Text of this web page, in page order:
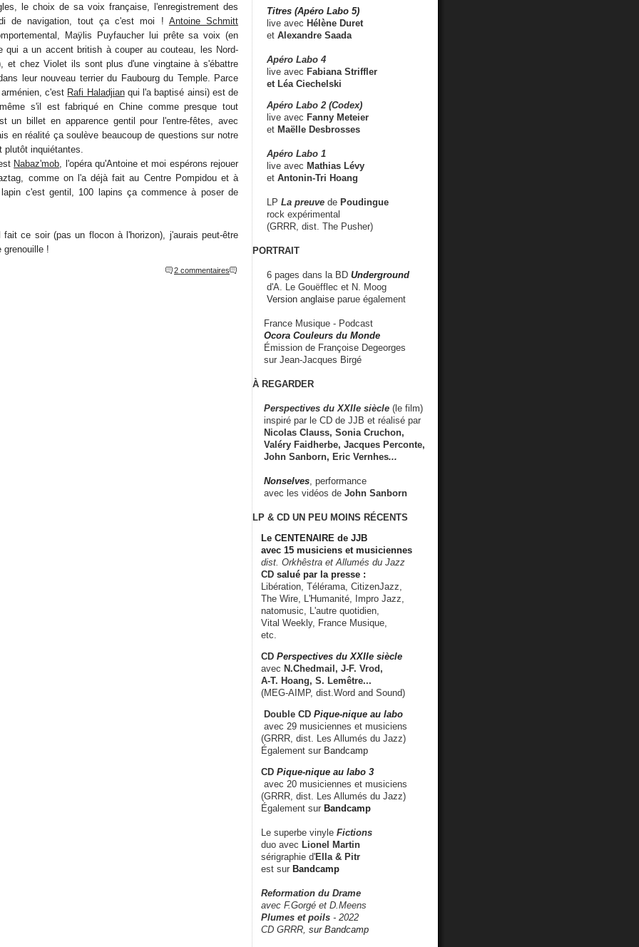
le choix de sa voix française, l'enregistrement des
de navigation, tout ça c'est moi ! Antoine Schmitt
Maÿlis Puyfaucher lui prête sa voix (en
qui a un accent british à couper au couteau, les Nord-
et chez Violet ils sont plus d'une vingtaine à s'ébattre
leur nouveau terrier du Faubourg du Temple. Parce
c'est Rafi Haladjianqui l'a baptisé ainsi) est de
s'il est fabriqué en Chine comme presque tout
un billet en apparence gentil pour l'entre-fêtes, avec
en réalité ça soulève beaucoup de questions sur notre
inquiétantes.
Nabaz'mob , l'opéra qu'Antoine et moi espérons rejouer
comme on l'a déjà fait au Centre Pompidou et à
c'est gentil, 100 lapins ça commence à poser de
ce soir (pas un flocon à l'horizon), j'aurais peut-être
grenouille !
2 commentaires
Titres (Apéro Labo 5)
live avec Hélène Duret
et Alexandre Saada
Apéro Labo 4
live avec Fabiana Striffler
et Léa Ciechelski
Apéro Labo 2 (Codex)
live avec Fanny Meteier
et Maëlle Desbrosses
Apéro Labo 1
live avec Mathias Lévy
et Antonin-Tri Hoang
LP La preuve de Poudingue
rock expérimental
(GRRR, dist. The Pusher)
PORTRAIT
6 pages dans la BD Underground
d'A. Le Gouëfflec et N. Moog
Version anglaise parue également
France Musique - Podcast
Ocora Couleurs du Monde
Émission de Françoise Degeorges
sur Jean-Jacques Birgé
À REGARDER
Perspectives du XXIIe siècle (le film)
inspiré par le CD de JJB et réalisé par
Nicolas Clauss, Sonia Cruchon,
Valéry Faidherbe, Jacques Perconte,
John Sanborn, Eric Vernhes...
Nonselves , performance
avec les vidéos de John Sanborn
LP & CD UN PEU MOINS RÉCENTS
Le CENTENAIRE de JJB
avec 15 musiciens et musiciennes
dist. Orkhêstra et Allumés du Jazz
CD salué par la presse :
Libération, Télérama, CitizenJazz,
The Wire, L'Humanité, Impro Jazz,
natomusic, L'autre quotidien,
Vital Weekly, France Musique,
etc.
CD Perspectives du XXIIe siècle
avec N.Chedmail, J-F. Vrod,
A-T. Hoang, S. Lemêtre...
(MEG-AIMP, dist.Word and Sound)
Double CD Pique-nique au labo
avec 29 musiciennes et musiciens
(GRRR, dist. Les Allumés du Jazz)
Également sur Bandcamp
CD Pique-nique au labo 3
avec 20 musiciennes et musiciens
(GRRR, dist. Les Allumés du Jazz)
Également sur Bandcamp
Le superbe vinyle Fictions
duo avec Lionel Martin
sérigraphie d'Ella & Pitr
est sur Bandcamp
Reformation du Drame
avec F.Gorgé et D.Meens
Plumes et poils - 2022
CD GRRR, sur Bandcamp